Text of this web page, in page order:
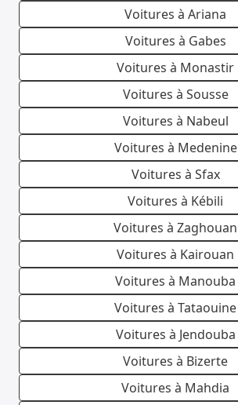
Voitures à Ariana
Voitures à Gabes
Voitures à Monastir
Voitures à Sousse
Voitures à Nabeul
Voitures à Medenine
Voitures à Sfax
Voitures à Kébili
Voitures à Zaghouan
Voitures à Kairouan
Voitures à Manouba
Voitures à Tataouine
Voitures à Jendouba
Voitures à Bizerte
Voitures à Mahdia